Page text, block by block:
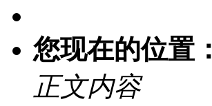
您现在的位置：
正文内容